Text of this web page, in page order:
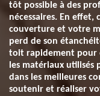
tôt possible à des
nécessaires. En effet,
couverture et votre
perd de son
toit rapidement pour
les matériaux utilisés
dans les meilleures
soutenir et réaliser